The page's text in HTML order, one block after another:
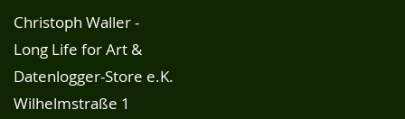
Christoph Waller -
Long Life for Art &
Datenlogger-Store e.K.
Wilhelmstraße 1